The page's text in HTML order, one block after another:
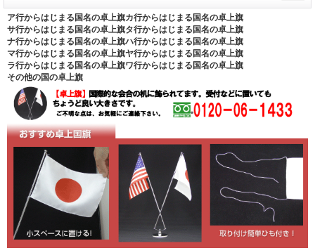
ア行からはじまる国名の卓上旗カ行からはじまる国名の卓上旗
サ行からはじまる国名の卓上旗タ行からはじまる国名の卓上旗
ナ行からはじまる国名の卓上旗ハ行からはじまる国名の卓上旗
マ行からはじまる国名の卓上旗ヤ行からはじまる国名の卓上旗
ラ行からはじまる国名の卓上旗ワ行からはじまる国名の卓上旗
その他の国の卓上旗